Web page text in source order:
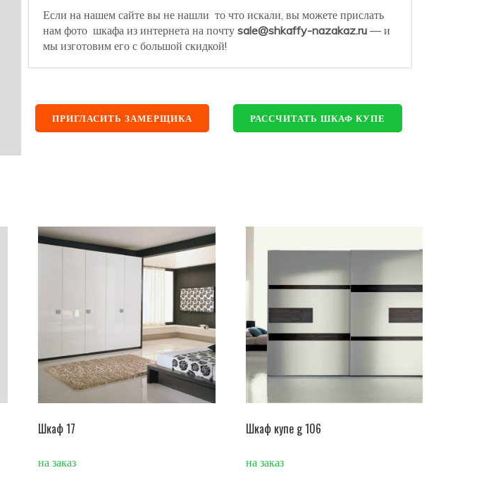
Если на нашем сайте вы не нашли то что искали, вы можете прислать
нам фото шкафа из интернета на почту sale@shkaffy-nazakaz.ru — и
мы изготовим его с большой скидкой!
ПРИГЛАСИТЬ ЗАМЕРЩИКА РАССЧИТАТЬ ШКАФ КУПЕ
Шкаф 17
на заказ
Шкаф купе g 106
на заказ